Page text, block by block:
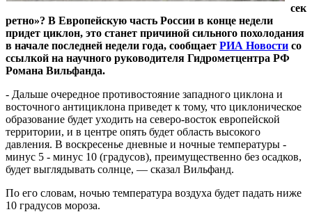
сек
ретно»? В Европейскую часть России в конце недели
придет циклон, это станет причиной сильного похолодания
в начале последней недели года, сообщает РИА Новости со
ссылкой на научного руководителя Гидрометцентра РФ
Романа Вильфанда.
- Дальше очередное противостояние западного циклона и
восточного антициклона приведет к тому, что циклоническое
образование будет уходить на северо-восток европейской
территории, и в центре опять будет область высокого
давления. В воскресенье дневные и ночные температуры -
минус 5 - минус 10 (градусов), преимущественно без осадков,
будет выглядывать солнце, — сказал Вильфанд.
По его словам, ночью температура воздуха будет падать ниже
10 градусов мороза.